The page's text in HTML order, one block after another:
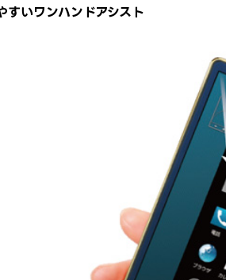
すいワンハンドアシスト